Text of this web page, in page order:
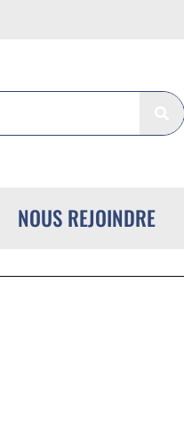
NOUS REJOINDRE